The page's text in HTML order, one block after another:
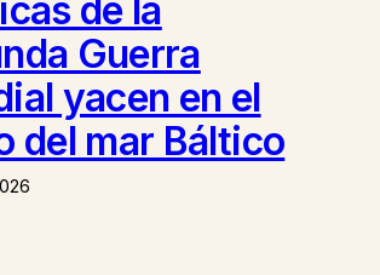
de la
Guerra
yacen en el
del mar Báltico